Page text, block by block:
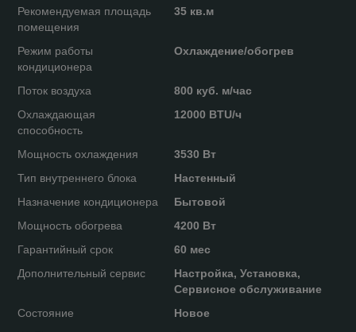
Рекомендуемая площадь
помещения
35 кв.м
Режим работы
кондиционера
Охлаждение/обогрев
Поток воздуха
800 куб. м/час
Охлаждающая
способность
12000 BTU/ч
Мощность охлаждения
3530 Вт
Тип внутреннего блока
Настенный
Назначение кондиционера
Бытовой
Мощность обогрева
4200 Вт
Гарантийный срок
60 мес
Дополнительный сервис
Настройка, Установка,
Сервисное обслуживание
Состояние
Новое